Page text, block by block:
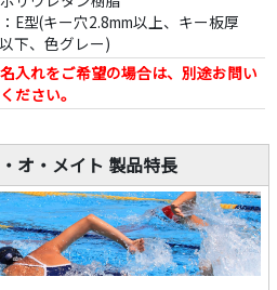
E型(キー穴2.8mm以上、キー板厚
下、色グレー)
入れをご希望の場合は、別途お問い
ださい。
オ・メイト 製品特長